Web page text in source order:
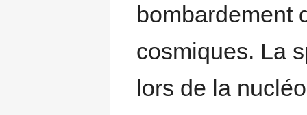
bombardement
cosmiques. La
lors de la